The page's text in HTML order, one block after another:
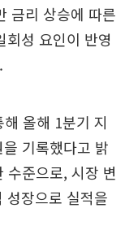
금리 상승에 따른
성 요인이 반영
올해 1분기 지
기록했다고 밝
준으로, 시장 변
성장으로 실적을